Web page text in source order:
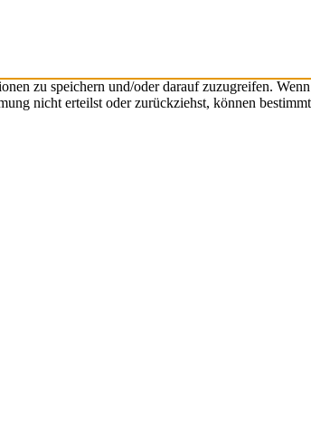
zu speichern und/oder darauf zuzugreifen.
nicht erteilst oder zurückziehst, können